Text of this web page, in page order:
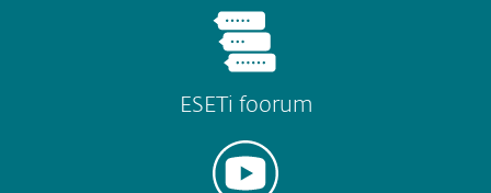
ESETi foorum